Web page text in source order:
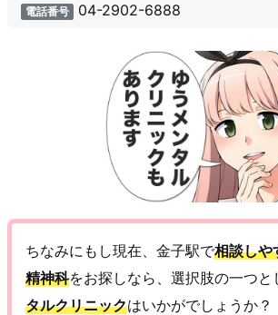
電話番号 04-2902-6888
ちなみにもし現在、金子駅で相談しや
精神科をお探しなら、選択肢の一つと
タルクリニックはいかがでしょうか？